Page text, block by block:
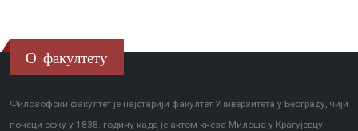
О факултету
Филозофски факултет је најстарији факултет Универзитета у Београду, чији
почеци сежу у 1838. годину када је актом кнеза Милоша у Крагујевцу